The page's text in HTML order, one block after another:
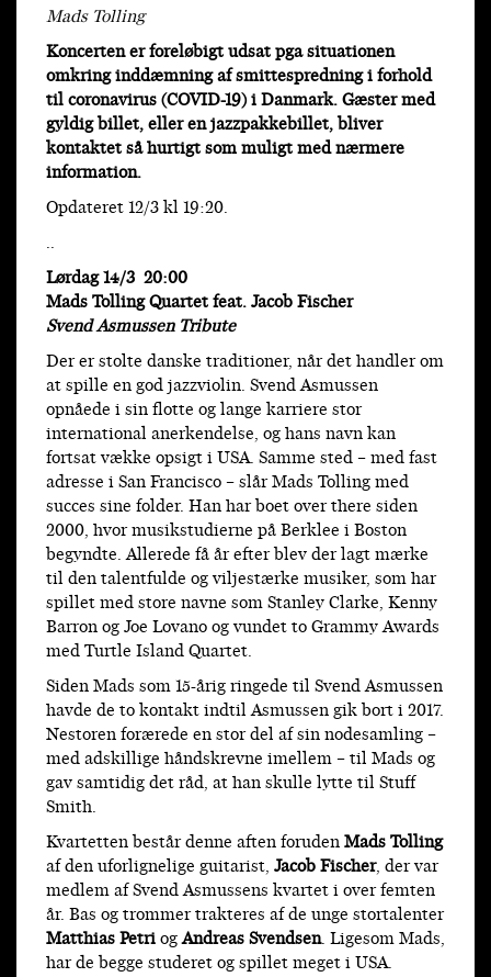
Mads Tolling
Koncerten er foreløbigt udsat pga situationen
omkring inddæmning af smittespredning i forhold
til coronavirus (COVID-19) i Danmark. Gæster med
gyldig billet, eller en jazzpakkebillet, bliver
kontaktet så hurtigt som muligt med nærmere
information.
Opdateret 12/3 kl 19:20.
..
Lørdag 14/3 20:00
Mads Tolling Quartet feat. Jacob Fischer
Svend Asmussen Tribute
Der er stolte danske traditioner, når det handler om
at spille en god jazzviolin. Svend Asmussen
opnåede i sin flotte og lange karriere stor
international anerkendelse, og hans navn kan
fortsat vække opsigt i USA. Samme sted – med fast
adresse i San Francisco – slår Mads Tolling med
succes sine folder. Han har boet over there siden
2000, hvor musikstudierne på Berklee i Boston
begyndte. Allerede få år efter blev der lagt mærke
til den talentfulde og viljestærke musiker, som har
spillet med store navne som Stanley Clarke, Kenny
Barron og Joe Lovano og vundet to Grammy Awards
med Turtle Island Quartet.
Siden Mads som 15-årig ringede til Svend Asmussen
havde de to kontakt indtil Asmussen gik bort i 2017.
Nestoren forærede en stor del af sin nodesamling –
med adskillige håndskrevne imellem – til Mads og
gav samtidig det råd, at han skulle lytte til Stuff
Smith.
Kvartetten består denne aften forudenMads Tolling
af den uforlignelige guitarist, Jacob Fischer, der var
medlem af Svend Asmussens kvartet i over femten
år. Bas og trommer trakteres af de unge stortalenter
Matthias PetriogAndreas Svendsen. Ligesom Mads,
har de begge studeret og spillet meget i USA.